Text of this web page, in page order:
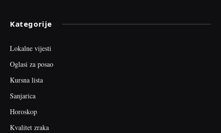
Kategorije
Lokalne vijesti
Oglasi za posao
Kursna lista
Sanjarica
Horoskop
Kvalitet zraka